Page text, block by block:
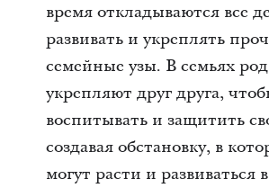
время откладываются все
развивать и укреплять
семейные узы. В семьях
укрепляют друг друга,
воспитывать и защитить
создавая обстановку, в
могут расти и развиваться